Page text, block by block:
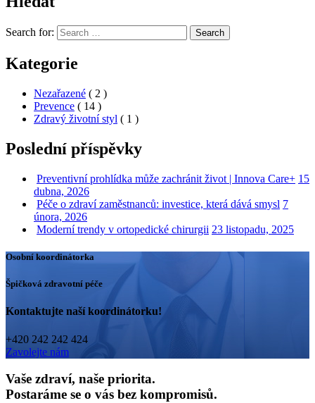
Search for: Search
Kategorie
Nezařazené ( 2 )
Prevence ( 14 )
Zdravý životní styl ( 1 )
Poslední příspěvky
Preventivní prohlídka může zachránit život | Innova Care+ 15
dubna, 2026
Péče o zdraví zaměstnanců: investice, která dává smysl 7
února, 2026
Moderní trendy v ortopedické chirurgii 23 listopadu, 2025
Osobní koordinátorka
Špičková zdravotní péče
Kontaktujte naší koordinátorku!
+420 242 242 424
Zavolejte nám
Vaše zdraví, naše priorita.
Postaráme se o vás bez kompromisů.